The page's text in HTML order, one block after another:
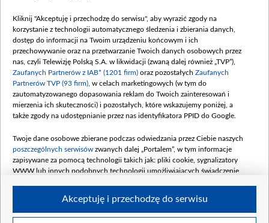
Procedura zgłoszeń wewnętrznych
Kliknij "Akceptuję i przechodzę do serwisu", aby wyrazić zgody na
korzystanie z technologii automatycznego śledzenia i zbierania danych,
dostęp do informacji na Twoim urządzeniu końcowym i ich
przechowywanie oraz na przetwarzanie Twoich danych osobowych przez
nas, czyli Telewizję Polską S.A. w likwidacji (zwaną dalej również „TVP”),
Zaufanych Partnerów z IAB* (1201 firm) oraz pozostałych Zaufanych
Partnerów TVP (93 firm) , w celach marketingowych (w tym do
zautomatyzowanego dopasowania reklam do Twoich zainteresowań i
mierzenia ich skuteczności) i pozostałych, które wskazujemy poniżej, a
także zgody na udostępnianie przez nas identyfikatora PPID do Google.
Twoje dane osobowe zbierane podczas odwiedzania przez Ciebie naszych
poszczególnych serwisów zwanych dalej „Portalem”, w tym informacje
zapisywane za pomocą technologii takich jak: pliki cookie, sygnalizatory
WWW lub innych podobnych technologii umożliwiających świadczenie
Akceptuję i przechodzę do serwisu